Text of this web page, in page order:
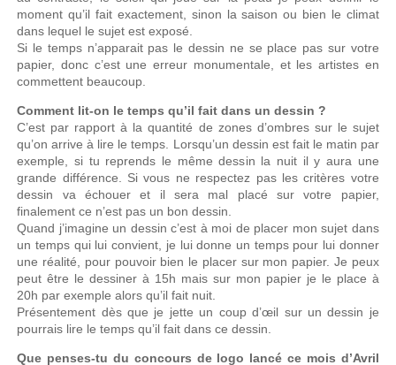
moment qu’il fait exactement, sinon la saison ou bien le climat
dans lequel le sujet est exposé.
Si le temps n’apparait pas le dessin ne se place pas sur votre
papier, donc c’est une erreur monumentale, et les artistes en
commettent beaucoup.
Comment lit-on le temps qu’il fait dans un dessin ?
C’est par rapport à la quantité de zones d’ombres sur le sujet
qu’on arrive à lire le temps. Lorsqu’un dessin est fait le matin par
exemple, si tu reprends le même dessin la nuit il y aura une
grande différence. Si vous ne respectez pas les critères votre
dessin va échouer et il sera mal placé sur votre papier,
finalement ce n’est pas un bon dessin.
Quand j’imagine un dessin c’est à moi de placer mon sujet dans
un temps qui lui convient, je lui donne un temps pour lui donner
une réalité, pour pouvoir bien le placer sur mon papier. Je peux
peut être le dessiner à 15h mais sur mon papier je le place à
20h par exemple alors qu’il fait nuit.
Présentement dès que je jette un coup d’œil sur un dessin je
pourrais lire le temps qu’il fait dans ce dessin.
Que penses-tu du concours de logo lancé ce mois d’Avril